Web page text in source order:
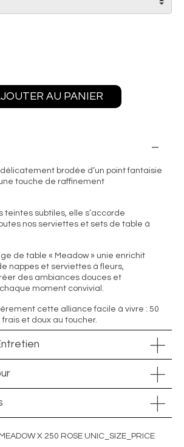
AU PANIER
brodée d’un point fantaisie
touche de raffinement
teintes subtiles, elle s’accorde
nos serviettes et sets de table à
de table « Meadow » unie enrichit
nappes et serviettes à fleurs,
des ambiances douces et
moment convivial.
cette alliance facile à vivre : 50
frais et doux au toucher.
X 250 ROSE UNIC_SIZE_PRICE